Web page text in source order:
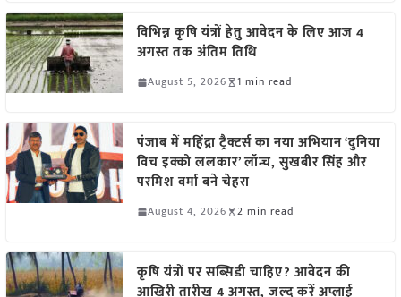
विभिन्न कृषि यंत्रों हेतु आवेदन के लिए आज 4
अगस्त तक अंतिम तिथि
August 5, 2026 1 min read
पंजाब में महिंद्रा ट्रैक्टर्स का नया अभियान ‘दुनिया
विच इक्को ललकार’ लॉन्च, सुखबीर सिंह और
परमिश वर्मा बने चेहरा
August 4, 2026 2 min read
कृषि यंत्रों पर सब्सिडी चाहिए? आवेदन की
आखिरी तारीख 4 अगस्त, जल्द करें अप्लाई